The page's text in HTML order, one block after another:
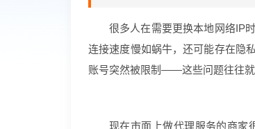
很多人在需要更换本地网络IP
连接速度慢如蜗牛，还可能存在隐
账号突然被限制——这些问题往往就
现在市面上做代理服务的商家